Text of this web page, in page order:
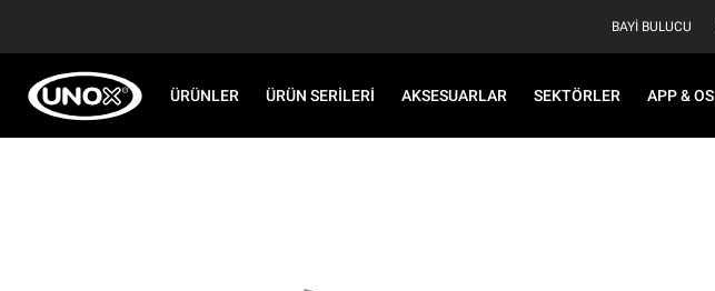
BAYI BULUCU
ÜRÜNLER ÜRÜN SERILERI AKSESUARLAR SEKTÖRLER APP & OS